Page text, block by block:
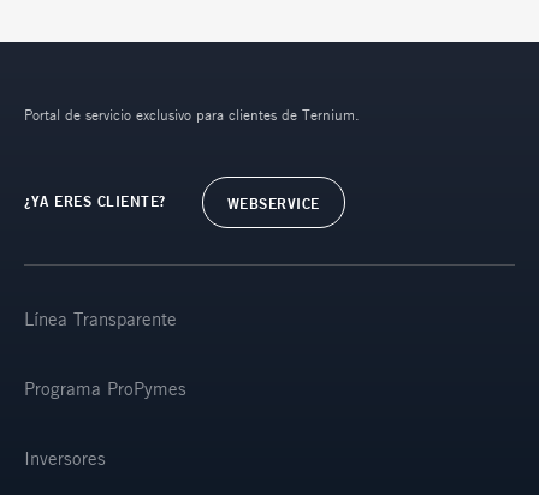
Portal de servicio exclusivo para clientes de Ternium.
¿YA ERES CLIENTE? WEBSERVICE
Línea Transparente
Programa ProPymes
Inversores